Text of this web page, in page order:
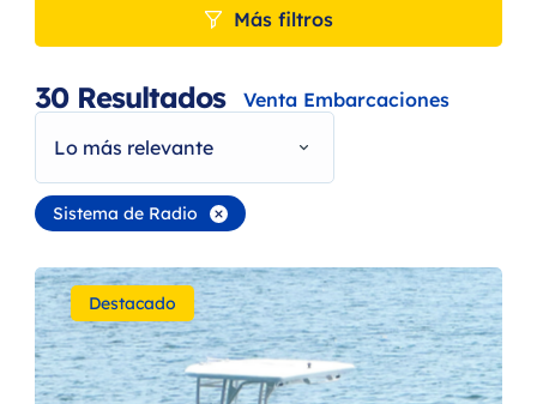
Más filtros
30 Resultados
Venta Embarcaciones
Lo más relevante
Sistema de Radio
Destacado